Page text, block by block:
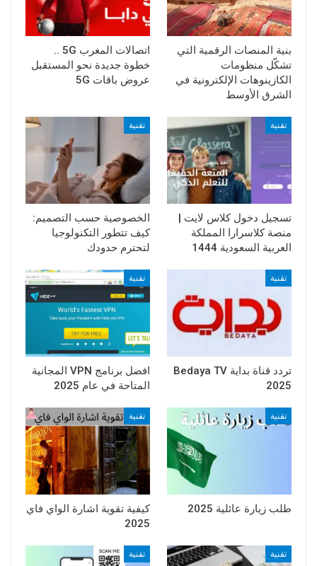
بنية المنصات الرقمية التي
تشكّل منظومات
الكازينوهات الإلكترونية في
الشرق الأوسط
اتصالات المغرب 5G ..
خطوة جديدة نحو المستقبل
عروض باقات 5G
تقنية
تسجيل دخول كلاس لايت |
منصة كلاسرارا المملكة
العربية السعودية 1444
تقنية
الخصوصية حسب التصميم:
كيف تتطور التكنولوجيا
لتحترم حدودك
تقنية
تردد قناة بداية Bedaya TV
2025
تقنية
افضل برنامج VPN المجانية
المتاحة في عام 2025
تقنية
طلب زيارة عائلية 2025
تقنية
كيفية تقوية اشارة الواي فاي
2025
تقنية تقنية